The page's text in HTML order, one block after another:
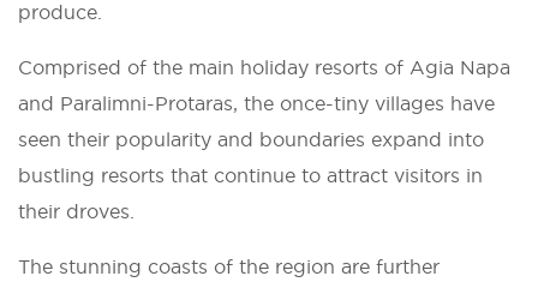
produce.
Comprised of the main holiday resorts of Agia Napa
and Paralimni-Protaras, the once-tiny villages have
seen their popularity and boundaries expand into
bustling resorts that continue to attract visitors in
their droves.
The stunning coasts of the region are further